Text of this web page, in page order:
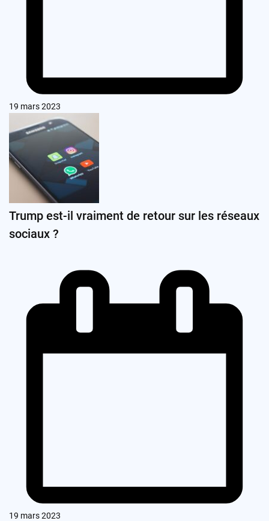
19 mars 2023
Trump est-il vraiment de retour sur les réseaux
sociaux ?
19 mars 2023